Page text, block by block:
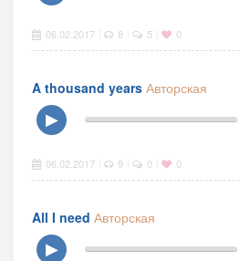
06.02.2017 8 5 0
A thousand years Авторская
▶
06.02.2017 9 0 0
All I need Авторская
▶